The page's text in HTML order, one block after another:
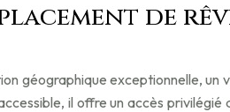
de
géographique exceptionnelle,
il offre un accès